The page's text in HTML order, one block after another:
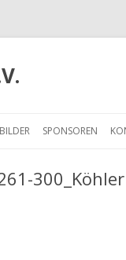
zum
BILDER SPONSOREN
300_Köhler